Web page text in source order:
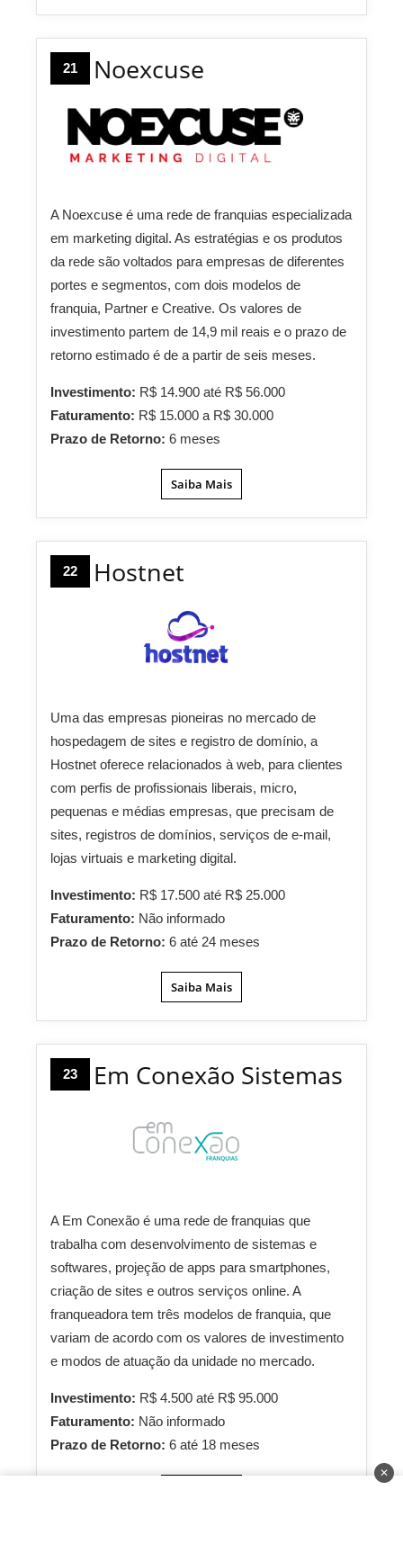
21 Noexcuse
A Noexcuse é uma rede de franquias especializada
em marketing digital. As estratégias e os produtos
da rede são voltados para empresas de diferentes
portes e segmentos, com dois modelos de
franquia, Partner e Creative. Os valores de
investimento partem de 14,9 mil reais e o prazo de
retorno estimado é de a partir de seis meses.
Investimento: R$ 14.900 até R$ 56.000
Faturamento: R$ 15.000 a R$ 30.000
Prazo de Retorno: 6 meses
Saiba Mais
22 Hostnet
Uma das empresas pioneiras no mercado de
hospedagem de sites e registro de domínio, a
Hostnet oferece relacionados à web, para clientes
com perfis de profissionais liberais, micro,
pequenas e médias empresas, que precisam de
sites, registros de domínios, serviços de e-mail,
lojas virtuais e marketing digital.
Investimento: R$ 17.500 até R$ 25.000
Faturamento: Não informado
Prazo de Retorno: 6 até 24 meses
Saiba Mais
23 Em Conexão Sistemas
A Em Conexão é uma rede de franquias que
trabalha com desenvolvimento de sistemas e
softwares, projeção de apps para smartphones,
criação de sites e outros serviços online. A
franqueadora tem três modelos de franquia, que
variam de acordo com os valores de investimento
e modos de atuação da unidade no mercado.
Investimento: R$ 4.500 até R$ 95.000
Faturamento: Não informado
Prazo de Retorno: 6 até 18 meses
✕